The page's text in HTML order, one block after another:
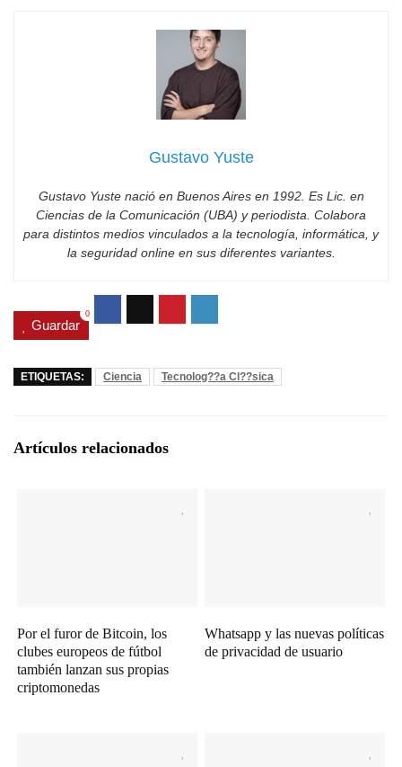
Gustavo Yuste
Gustavo Yuste nació en Buenos Aires en 1992. Es Lic. en
Ciencias de la Comunicación (UBA) y periodista. Colabora
para distintos medios vinculados a la tecnología, informática, y
la seguridad online en sus diferentes variantes.
Guardar
0
ETIQUETAS: Ciencia Tecnolog??a Cl??sica
Artículos relacionados
Por el furor de Bitcoin, los
clubes europeos de fútbol
también lanzan sus propias
criptomonedas
Whatsapp y las nuevas políticas
de privacidad de usuario